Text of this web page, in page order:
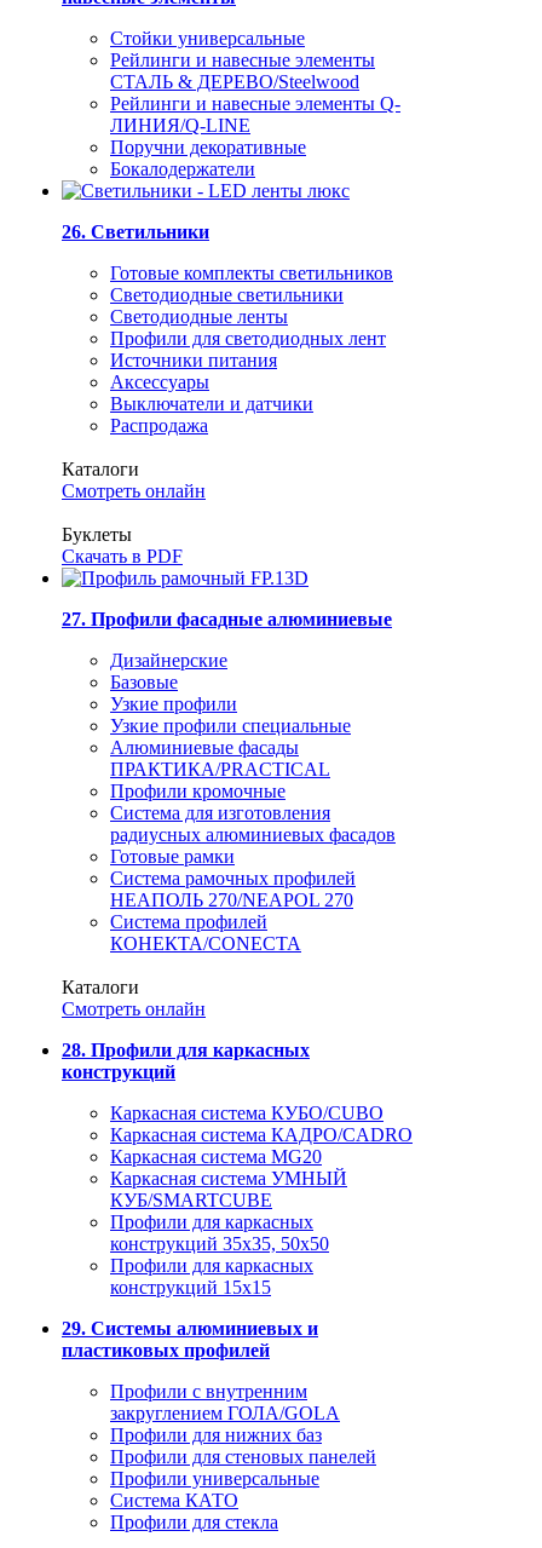
Стойки универсальные
Рейлинги и навесные элементы
СТАЛЬ & ДЕРЕВО/Steelwood
Рейлинги и навесные элементы Q-
ЛИНИЯ/Q-LINE
Поручни декоративные
Бокалодержатели
26. Светильники
Готовые комплекты светильников
Светодиодные светильники
Светодиодные ленты
Профили для светодиодных лент
Источники питания
Аксессуары
Выключатели и датчики
Распродажа
Каталоги
Смотреть онлайн
Буклеты
Скачать в PDF
27. Профили фасадные алюминиевые
Дизайнерские
Базовые
Узкие профили
Узкие профили специальные
Алюминиевые фасады
ПРАКТИКА/PRACTICAL
Профили кромочные
Система для изготовления
радиусных алюминиевых фасадов
Готовые рамки
Система рамочных профилей
НЕАПОЛЬ 270/NEAPOL 270
Система профилей
КОНЕКТА/CONECTA
Каталоги
Смотреть онлайн
28. Профили для каркасных
конструкций
Каркасная система КУБО/CUBO
Каркасная система КАДРО/CADRO
Каркасная система MG20
Каркасная система УМНЫЙ
КУБ/SMARTCUBE
Профили для каркасных
конструкций 35x35, 50x50
Профили для каркасных
конструкций 15х15
29. Системы алюминиевых и
пластиковых профилей
Профили с внутренним
закруглением ГОЛА/GOLA
Профили для нижних баз
Профили для стеновых панелей
Профили универсальные
Система КАТО
Профили для стекла